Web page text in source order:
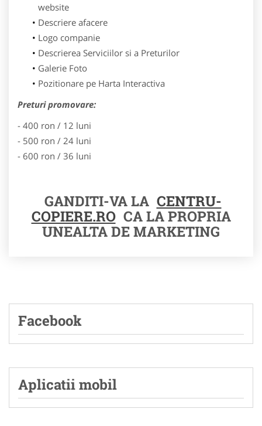
website
Descriere afacere
Logo companie
Descrierea Serviciilor si a Preturilor
Galerie Foto
Pozitionare pe Harta Interactiva
Preturi promovare:
- 400 ron / 12 luni
- 500 ron / 24 luni
- 600 ron / 36 luni
GANDITI-VA LA CENTRU-
COPIERE.RO CA LA PROPRIA
UNEALTA DE MARKETING
Facebook
Aplicatii mobil